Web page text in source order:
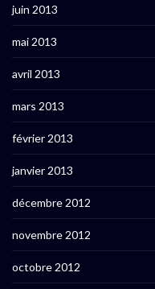
juin 2013
mai 2013
avril 2013
mars 2013
février 2013
janvier 2013
décembre 2012
novembre 2012
octobre 2012